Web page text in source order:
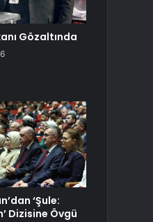
Gözaltında
‘Şule:
Dizisine Övgü